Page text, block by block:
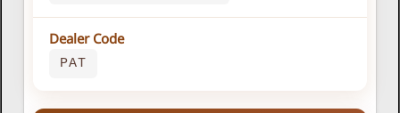
Dealer Code
PAT